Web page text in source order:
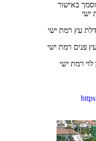
באישור
ישי
עץ רמת ישי
פנים רמת ישי
לוי רמת ישי